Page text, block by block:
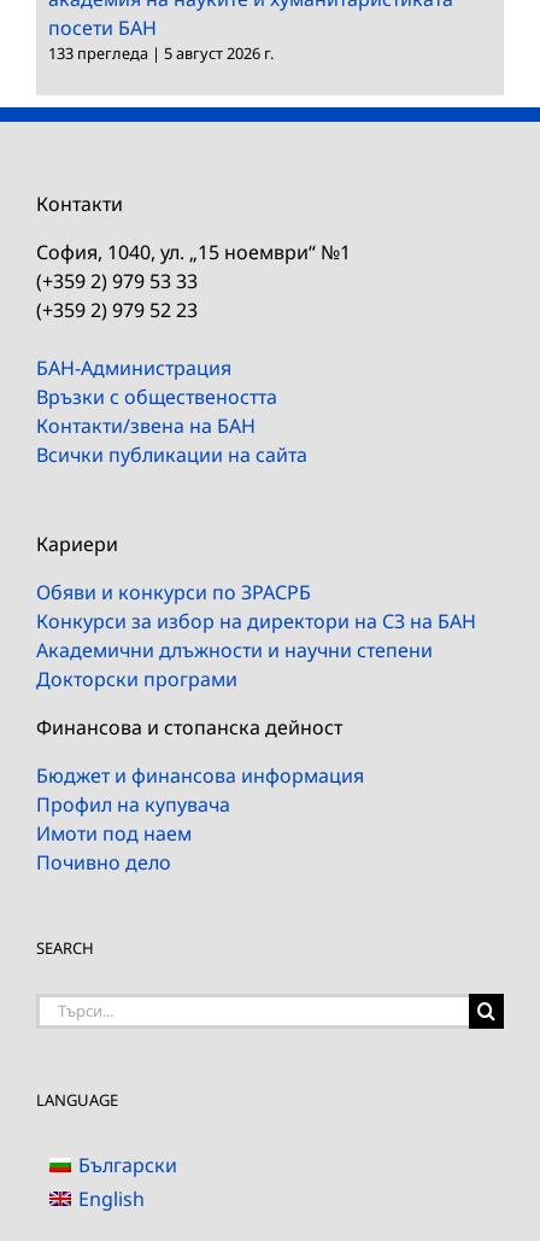
посети БАН
133 прегледа | 5 август 2026 г.
Контакти
София, 1040, ул. „15 ноември“ №1
(+359 2) 979 53 33
(+359 2) 979 52 23
БАН-Администрация
Връзки с обществеността
Контакти/звена на БАН
Всички публикации на сайта
Кариери
Обяви и конкурси по ЗРАСРБ
Конкурси за избор на директори на СЗ на БАН
Академични длъжности и научни степени
Докторски програми
Финансова и стопанска дейност
Бюджет и финансова информация
Профил на купувача
Имоти под наем
Почивно дело
SEARCH
Търсене
LANGUAGE
Български
English